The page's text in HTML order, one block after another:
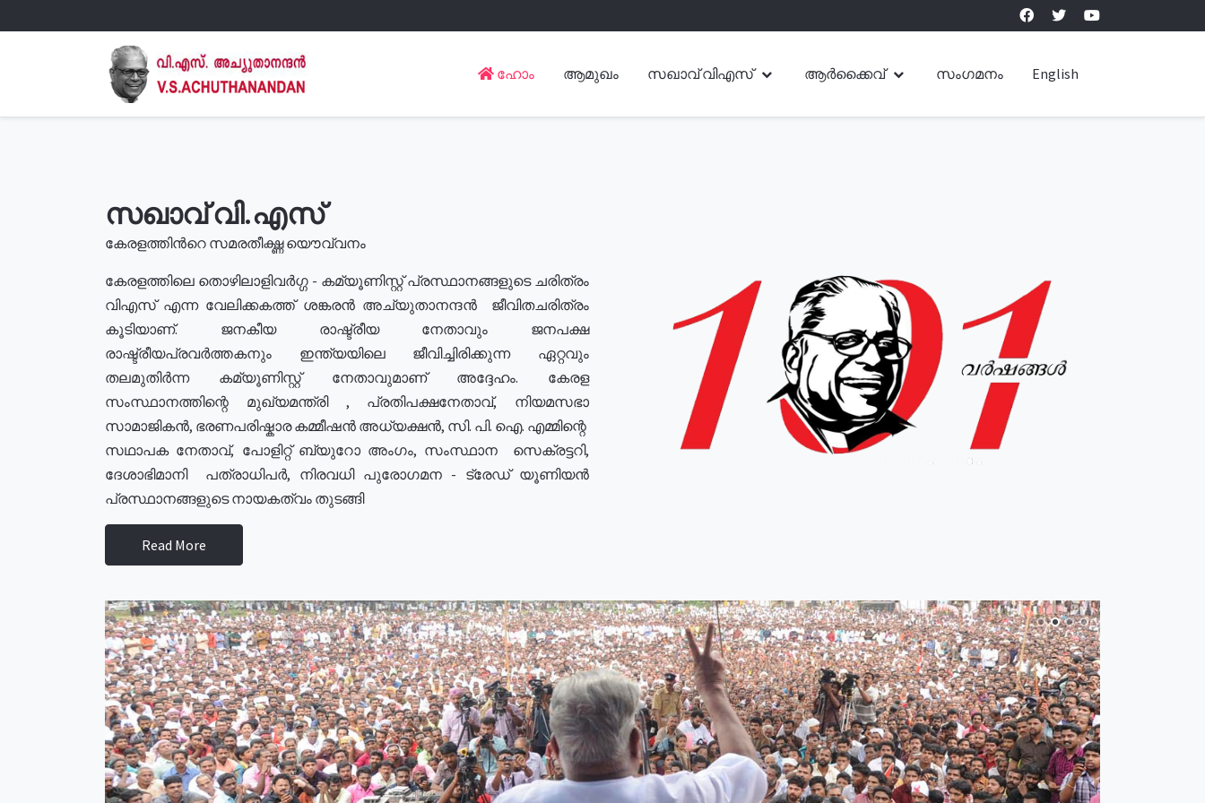
ഹോം ആമുഖം സഖാവ് വിഎസ് ആർക്കൈവ് സംഗമനം English
സഖാവ് വി.എസ്
കേരളത്തിൻറെ സമരതീക്ഷ്ണ യൌവ്വനം
കേരളത്തിലെ തൊഴിലാളിവർഗ്ഗ - കമ്യൂണിസ്റ്റ് പ്രസ്ഥാനങ്ങളുടെ ചരിത്രം
വിഎസ് എന്ന വേലിക്കകത്ത് ശങ്കരൻ അച്യുതാനന്ദൻ ജീവിതചരിത്രം
കൂടിയാണ്. ജനകീയ രാഷ്ട്രീയ നേതാവും ജനപക്ഷ
രാഷ്ട്രീയപ്രവർത്തകനും ഇന്ത്യയിലെ ജീവിച്ചിരിക്കുന്ന ഏറ്റവും
തലമുതിർന്ന കമ്യൂണിസ്റ്റ് നേതാവുമാണ് അദ്ദേഹം. കേരള
സംസ്ഥാനത്തിന്റെ മുഖ്യമന്ത്രി , പ്രതിപക്ഷനേതാവ്, നിയമസഭാ
സാമാജികൻ, ഭരണപരിഷ്കാര കമ്മീഷൻ അധ്യക്ഷൻ, സി. പി. ഐ. എമ്മിന്റെ
സഥാപക നേതാവ്, പോളിറ്റ് ബ്യുറോ അംഗം, സംസ്ഥാന സെക്രട്ടറി,
ദേശാഭിമാനി പത്രാധിപർ, നിരവധി പുരോഗമന - ട്രേഡ് യൂണിയൻ
പ്രസ്ഥാനങ്ങളുടെ നായകത്വം തുടങ്ങി
Read More